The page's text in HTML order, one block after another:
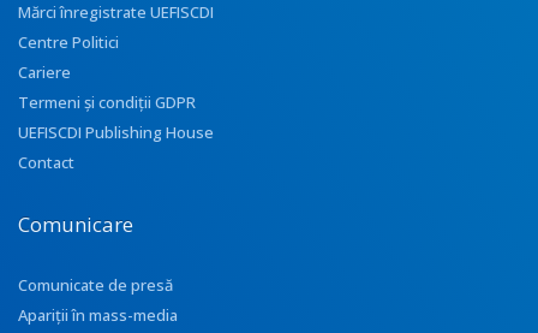
Mărci înregistrate UEFISCDI
Centre Politici
Cariere
Termeni și condiții GDPR
UEFISCDI Publishing House
Contact
Comunicare
Comunicate de presă
Apariţii în mass-media